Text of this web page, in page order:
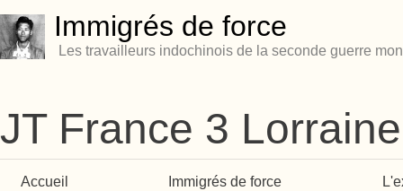
Immigrés de force
Les travailleurs indochinois de la seconde guerre
JT France 3 Lorraine
Accueil Immigrés de force